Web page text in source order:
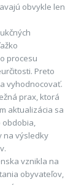
obvykle len
procesu
Preto
vyhodnocovať.
prax, ktorá
aktualizácia sa
obdobia,
na výsledky
vznikla na
obyvateľov,